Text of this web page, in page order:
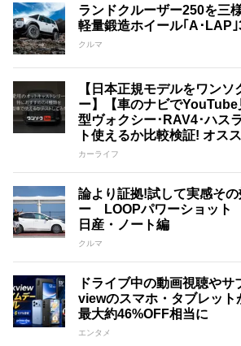
ランドクルーザー250を三
軽量鍛造ホイール｢A･LAP
クルマ
【日本正規モデルをワン
ー】【車のナビで
型ヴォクシー･RAV4･ハス
ト使えるか比較検証! オス
カーライフ
論より証拠!試して実感そ
ー LOOPパワーショット
日産・ノート編
クルマ
ドライブ中の動画視聴や
viewのスマホ・タブレット
最大約46%OFF相当に
エンタメ